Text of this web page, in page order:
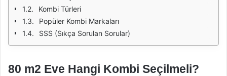
Kombi Türleri
Popüler Kombi Markaları
SSS (Sıkça Sorulan Sorular)
80 m2 Eve Hangi Kombi Seçilmeli?